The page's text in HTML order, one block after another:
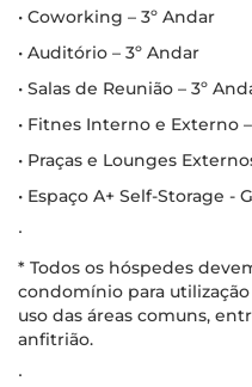
• Coworking – 3º Andar
• Auditório – 3º Andar
• Salas de Reunião – 3º
• Fitnes Interno e Externo
• Praças e Lounges
• Espaço A+ Self-Storage -
∙
* Todos os hóspedes
condomínio para
uso das áreas comuns,
anfitrião.
∙